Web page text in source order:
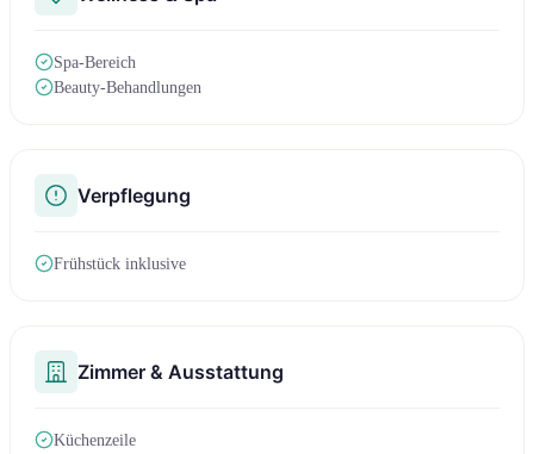
Spa-Bereich
Beauty-Behandlungen
Verpflegung
Frühstück inklusive
Zimmer & Ausstattung
Küchenzeile